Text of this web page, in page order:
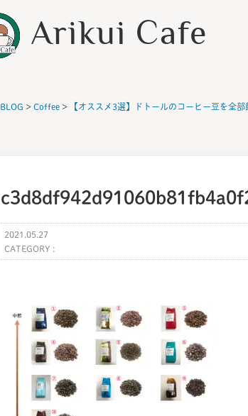
Arikui Cafe
BLOG > Coffee > 【オススメ3選】ドトールのコーヒー豆を全
2021.05.27
CATEGORY :